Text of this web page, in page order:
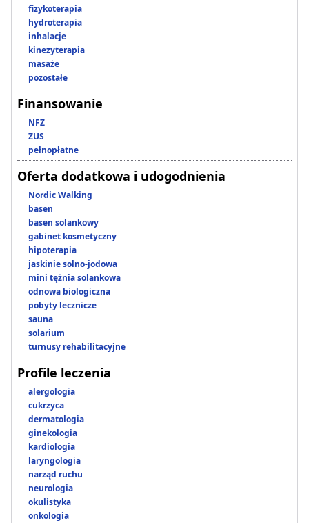
fizykoterapia
hydroterapia
inhalacje
kinezyterapia
masaże
pozostałe
Finansowanie
NFZ
ZUS
pełnopłatne
Oferta dodatkowa i udogodnienia
Nordic Walking
basen
basen solankowy
gabinet kosmetyczny
hipoterapia
jaskinie solno-jodowa
mini tężnia solankowa
odnowa biologiczna
pobyty lecznicze
sauna
solarium
turnusy rehabilitacyjne
Profile leczenia
alergologia
cukrzyca
dermatologia
ginekologia
kardiologia
laryngologia
narząd ruchu
neurologia
okulistyka
onkologia